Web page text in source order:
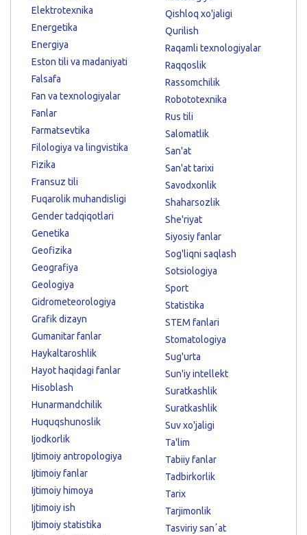
Elektrotexnika
Energetika
Energiya
Eston tili va madaniyati
Falsafa
Fan va texnologiyalar
Fanlar
Farmatsevtika
Filologiya va lingvistika
Fizika
Fransuz tili
Fuqarolik muhandisligi
Gender tadqiqotlari
Genetika
Geofizika
Geografiya
Geologiya
Gidrometeorologiya
Grafik dizayn
Gumanitar fanlar
Haykaltaroshlik
Hayot haqidagi fanlar
Hisoblash
Hunarmandchilik
Huquqshunoslik
Ijodkorlik
Ijtimoiy antropologiya
Ijtimoiy fanlar
Ijtimoiy himoya
Ijtimoiy ish
Ijtimoiy statistika
Qishloq xo'jaligi
Qurilish
Raqamli texnologiyalar
Raqqoslik
Rassomchilik
Robototexnika
Rus tili
Salomatlik
San'at
San'at tarixi
Savodxonlik
Shaharsozlik
She'riyat
Siyosiy fanlar
Sog'liqni saqlash
Sotsiologiya
Sport
Statistika
STEM fanlari
Stomatologiya
Sug'urta
Sun'iy intellekt
Suratkashlik
Suratkashlik
Suv xo'jaligi
Ta'lim
Tabiiy fanlar
Tadbirkorlik
Tarix
Tarjimonlik
Tasviriy sanʼat